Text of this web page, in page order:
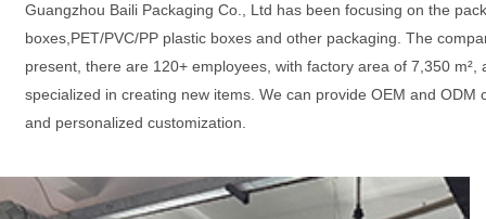
Guangzhou Baili Packaging Co., Ltd has been focusing on the
boxes,PET/PVC/PP plastic boxes and other packaging. The
present, there are 120+ employees, with factory area of 7,350
specialized in creating new items. We can provide OEM and
and personalized customization.